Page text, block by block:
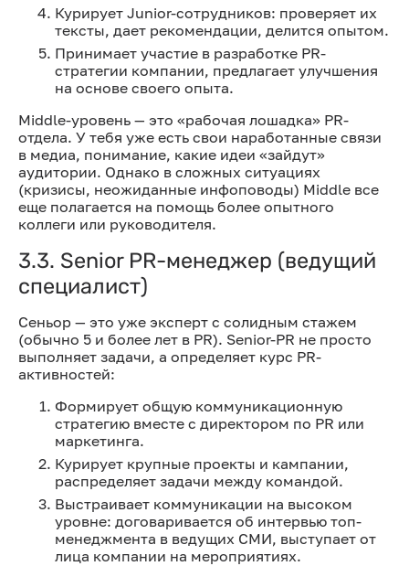
Курирует Junior-сотрудников: проверяет их
тексты, дает рекомендации, делится опытом.
Принимает участие в разработке PR-
стратегии компании, предлагает улучшения
на основе своего опыта.
Middle-уровень — это «рабочая лошадка» PR-
отдела. У тебя уже есть свои наработанные связи
в медиа, понимание, какие идеи «зайдут»
аудитории. Однако в сложных ситуациях
(кризисы, неожиданные инфоповоды) Middle все
еще полагается на помощь более опытного
коллеги или руководителя.
3.3. Senior PR-менеджер (ведущий
специалист)
Сеньор — это уже эксперт с солидным стажем
(обычно 5 и более лет в PR). Senior-PR не просто
выполняет задачи, а определяет курс PR-
активностей:
Формирует общую коммуникационную
стратегию вместе с директором по PR или
маркетинга.
Курирует крупные проекты и кампании,
распределяет задачи между командой.
Выстраивает коммуникации на высоком
уровне: договаривается об интервью топ-
менеджмента в ведущих СМИ, выступает от
лица компании на мероприятиях.